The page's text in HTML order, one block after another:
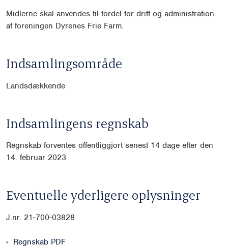
Midlerne skal anvendes til fordel for drift og administration
af foreningen Dyrenes Frie Farm.
Indsamlingsområde
Landsdækkende
Indsamlingens regnskab
Regnskab forventes offentliggjort senest 14 dage efter den
14. februar 2023
Eventuelle yderligere oplysninger
J.nr. 21-700-03828
Regnskab PDF